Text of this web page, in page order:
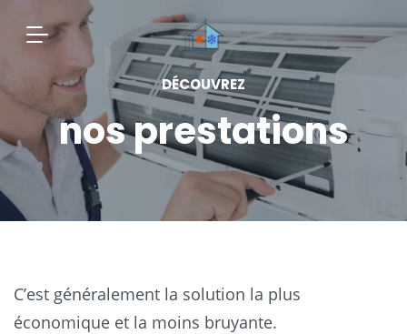
DÉCOUVREZ
nos prestations
C’est généralement la solution la plus
économique et la moins bruyante.